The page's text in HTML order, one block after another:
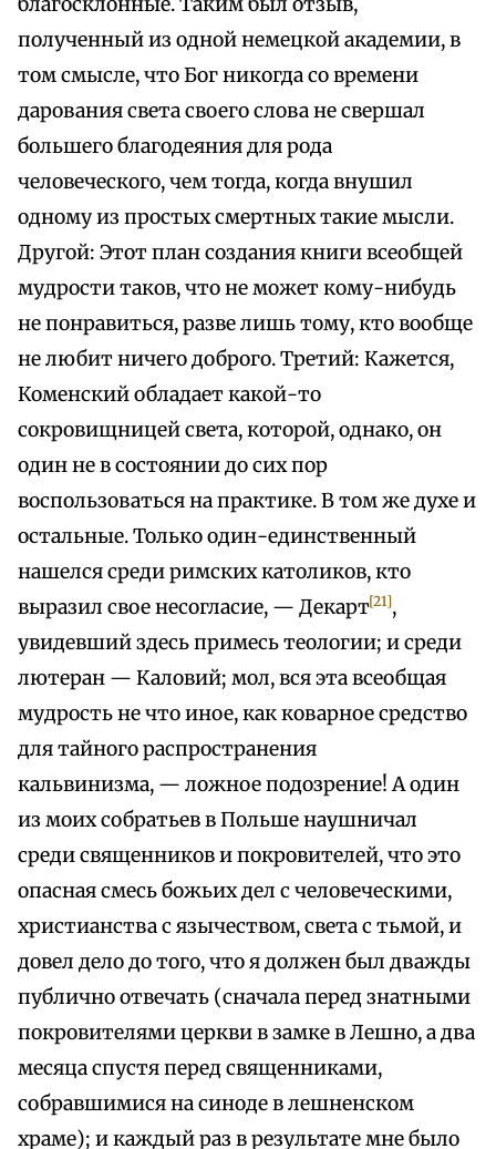
полученный из одной немецкой академии, в
том смысле, что Бог никогда со времени
дарования света своего слова не свершал
большего благодеяния для рода
человеческого, чем тогда, когда внушил
одному из простых смертных такие мысли.
Другой: Этот план создания книги всеобщей
мудрости таков, что не может кому-нибудь
не понравиться, разве лишь тому, кто вообще
не любит ничего доброго. Третий: Кажется,
Коменский обладает какой-то
сокровищницей света, которой, однако, он
один не в состоянии до сих пор
воспользоваться на практике. В том же духе и
остальные. Только один-единственный
нашелся среди римских католиков, кто
выразил свое несогласие, — Декарт[21],
увидевший здесь примесь теологии; и среди
лютеран — Каловий; мол, вся эта всеобщая
мудрость не что иное, как коварное средство
для тайного распространения
кальвинизма, — ложное подозрение! А один
из моих собратьев в Польше наушничал
среди священников и покровителей, что это
опасная смесь божьих дел с человеческими,
христианства с язычеством, света с тьмой, и
довел дело до того, что я должен был дважды
публично отвечать (сначала перед знатными
покровителями церкви в замке в Лешно, а два
месяца спустя перед священниками,
собравшимися на синоде в лешненском
храме); и каждый раз в результате мне было